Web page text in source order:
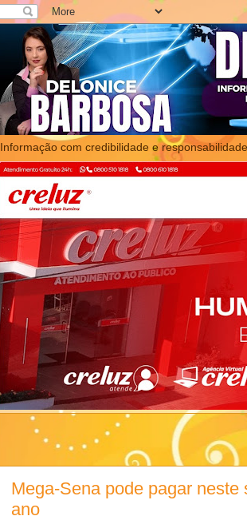
Informação com credibilidade e
Mega-Sena pode pagar
ano